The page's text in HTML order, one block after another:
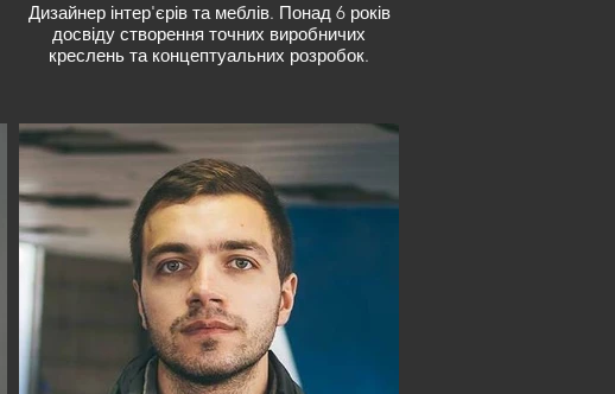
Дизайнер інтер'єрів та меблів. Понад 6 років
досвіду створення точних виробничих
креслень та концептуальних розробок.